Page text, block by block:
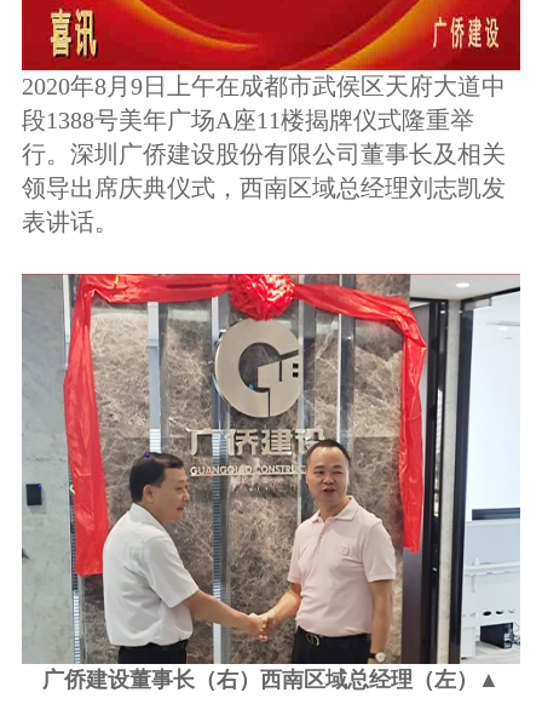
2020年8月9日上午在成都市武侯区天府大道中
段1388号美年广场A座11楼揭牌仪式隆重举
行。深圳广侨建设股份有限公司董事长及相关
领导出席庆典仪式，西南区域总经理刘志凯发
表讲话。
广侨建设董事长（右）西南区域总经理（左）▲